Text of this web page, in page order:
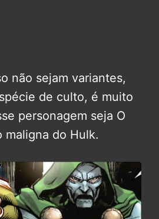
não sejam variantes,
de culto, é muito
personagem seja O
maligna do Hulk.